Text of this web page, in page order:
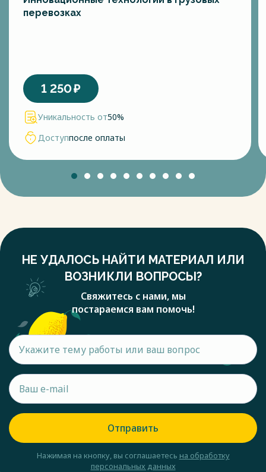
перевозках
1 250₽
Уникальность от50%
Доступпосле оплаты
НЕ УДАЛОСЬ НАЙТИ МАТЕРИАЛ ИЛИ
ВОЗНИКЛИ ВОПРОСЫ?
Свяжитесь с нами, мы
постараемся вам помочь!
Отправить
Нажимая на кнопку, вы соглашаетесь на обработку
персональных данных